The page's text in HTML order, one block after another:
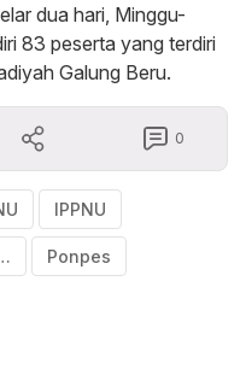
dua hari, Minggu-
83 peserta yang terdiri
Galung Beru.
0
IPPNU
Ponpes